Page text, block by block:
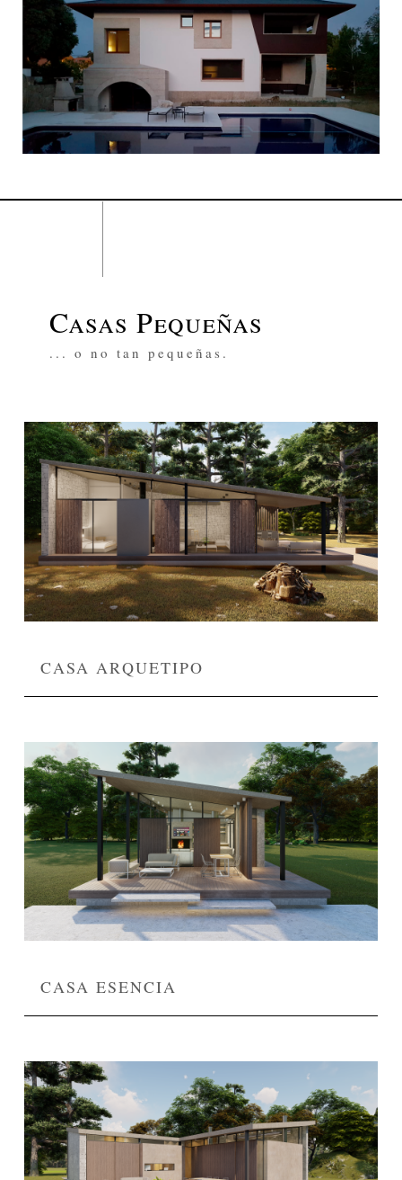
Casas Pequeñas
... o no tan pequeñas.
CASA ARQUETIPO
CASA ESENCIA